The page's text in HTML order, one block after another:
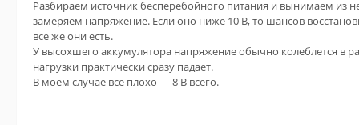
Разбираем источник бесперебойного питания и вынимаем из
замеряем напряжение. Если оно ниже 10 В, то шансов
все же они есть.
У высохшего аккумулятора напряжение обычно колеблется в
нагрузки практически сразу падает.
В моем случае все плохо — 8 В всего.